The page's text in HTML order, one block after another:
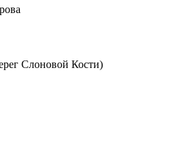
Слоновой Кости)